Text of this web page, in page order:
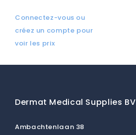
Connectez-vous ou
créez un compte pour
voir les prix
Dermat Medical Supplies BV
Ambachtenlaan 38